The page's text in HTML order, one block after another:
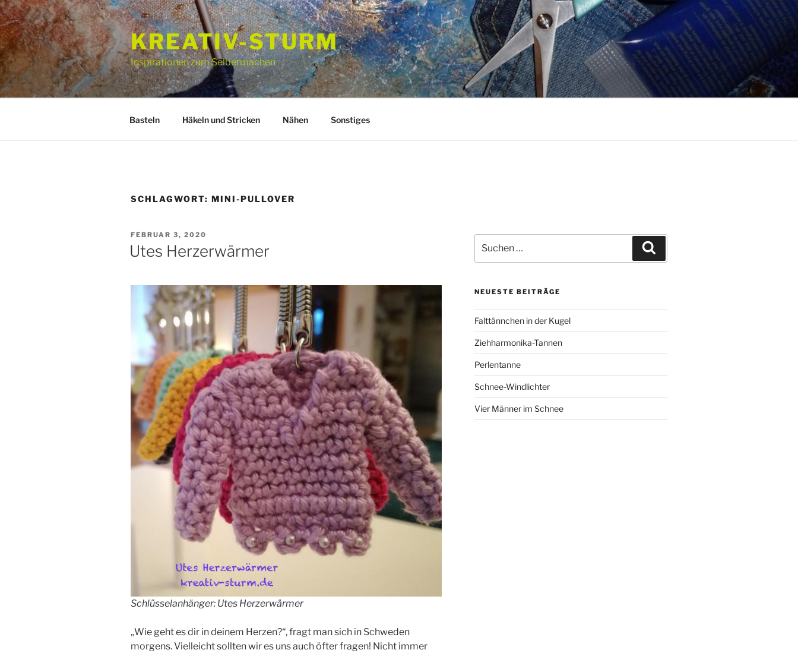
Zum
Inhalt
springen
KREATIV-STURM
Inspirationen zum Selbermachen
Basteln Häkeln und Stricken Nähen Sonstiges
SCHLAGWORT: MINI-PULLOVER
VERÖFFENTLICHT
AM
FEBRUAR 3, 2020
Utes Herzerwärmer
Schlüsselanhänger: Utes Herzerwärmer
„Wie geht es dir in deinem Herzen?“, fragt man sich in Schweden
morgens. Vielleicht sollten wir es uns auch öfter fragen! Nicht immer
nach:
NEUESTE BEITRÄGE
Falttännchen in der Kugel
Ziehharmonika-Tannen
Perlentanne
Schnee-Windlichter
Vier Männer im Schnee